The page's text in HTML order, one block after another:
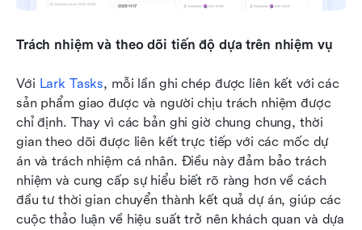
Trách nhiệm và theo dõi tiến độ dựa trên nhiệm vụ
Với Lark Tasks, mỗi lần ghi chép được liên kết với các
sản phẩm giao được và người chịu trách nhiệm được
chỉ định. Thay vì các bản ghi giờ chung chung, thời
gian theo dõi được liên kết trực tiếp với các mốc dự
án và trách nhiệm cá nhân. Điều này đảm bảo trách
nhiệm và cung cấp sự hiểu biết rõ ràng hơn về cách
đầu tư thời gian chuyển thành kết quả dự án, giúp các
cuộc thảo luận về hiệu suất trở nên khách quan và dựa